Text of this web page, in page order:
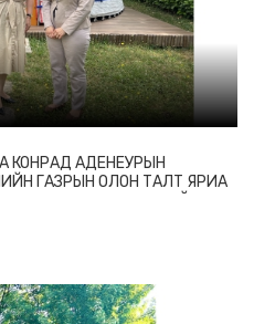
КОНРАД АДЕНЕУРЫН
ГАЗРЫН ОЛОН ТАЛТ ЯРИА